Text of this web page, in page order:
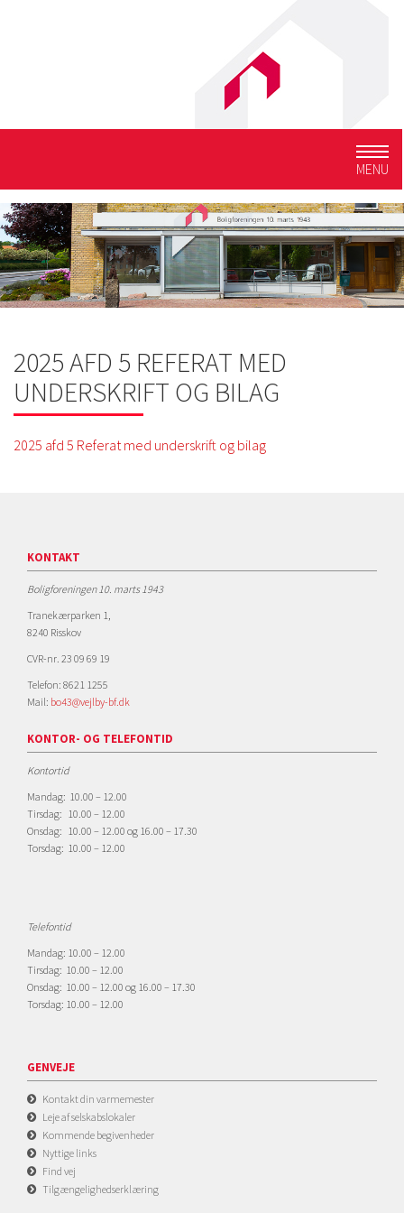
MENU
2025 AFD 5 REFERAT MED
UNDERSKRIFT OG BILAG
2025 afd 5 Referat med underskrift og bilag
KONTAKT
Boligforeningen 10. marts 1943
Tranekærparken 1,
8240 Risskov
CVR-nr. 23 09 69 19
Telefon: 8621 1255
Mail: bo43@vejlby-bf.dk
KONTOR- OG TELEFONTID
Kontortid
Mandag: 10.00 – 12.00
Tirsdag: 10.00 – 12.00
Onsdag: 10.00 – 12.00 og 16.00 – 17.30
Torsdag: 10.00 – 12.00
Telefontid
Mandag: 10.00 – 12.00
Tirsdag: 10.00 – 12.00
Onsdag: 10.00 – 12.00 og 16.00 – 17.30
Torsdag: 10.00 – 12.00
GENVEJE
Kontakt din varmemester
Leje af selskabslokaler
Kommende begivenheder
Nyttige links
Find vej
Tilgængelighedserklæring